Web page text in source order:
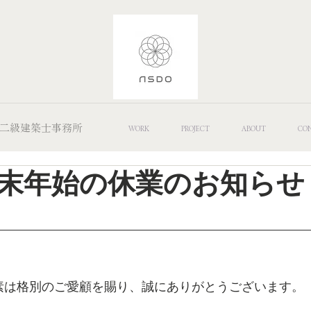
級建築士事務所 WORK PROJECT ABOUT
の休業のお知らせ
は格別のご愛顧を賜り、誠にありがとうございます。